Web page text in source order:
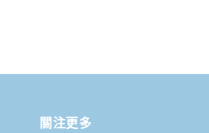
關注更多